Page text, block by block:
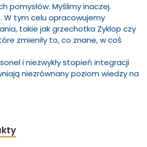
pomysłów. Myślimy inaczej.
W tym celu opracowujemy
takie jak grzechotka Zyklop czy
zmieniły to, co znane, w coś
i niezwykły stopień integracji
niezrównany poziom wiedzy na